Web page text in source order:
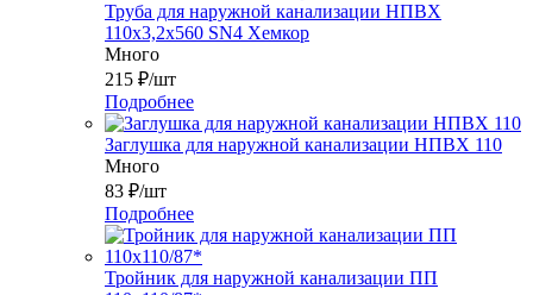
Труба для наружной канализации НПВХ
110x3,2x560 SN4 Хемкор
Много
215 ₽/шт
Подробнее
Заглушка для наружной канализации НПВХ 110
Много
83 ₽/шт
Подробнее
Тройник для наружной канализации ПП